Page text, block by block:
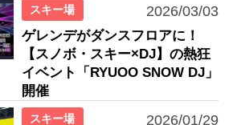
スキー場 2026/03/03
ゲレンデがダンスフロアに！
【スノボ・スキー×DJ】の熱狂
イベント「RYUOO SNOW DJ」
開催
スキー場 2026/01/29